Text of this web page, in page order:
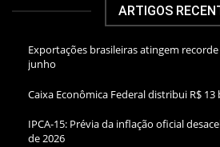
ARTIGOS
Exportações brasileiras atingem
junho
Caixa Econômica Federal distribui R$
IPCA-15: Prévia da inflação oficial
de 2026